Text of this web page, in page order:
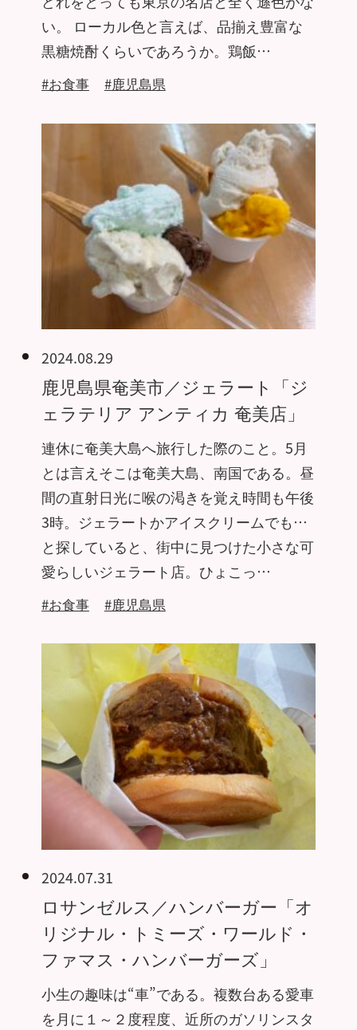
い。 ローカル色と言えば、品揃え豊富な
黒糖焼酎くらいであろうか。鶏飯…
#お食事 #鹿児島県
2024.08.29
鹿児島県奄美市／ジェラート「ジ
ェラテリア アンティカ 奄美店」
連休に奄美大島へ旅行した際のこと。5月
とは言えそこは奄美大島、南国である。昼
間の直射日光に喉の渇きを覚え時間も午後
3時。ジェラートかアイスクリームでも…
と探していると、街中に見つけた小さな可
愛らしいジェラート店。ひょこっ…
#お食事 #鹿児島県
2024.07.31
ロサンゼルス／ハンバーガー「オ
リジナル・トミーズ・ワールド・
ファマス・ハンバーガーズ」
小生の趣味は“車”である。複数台ある愛車
を月に１～２度程度、近所のガソリンスタ